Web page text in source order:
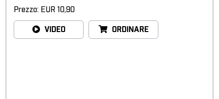
Prezzo: EUR 10,90
VIDEO ORDINARE